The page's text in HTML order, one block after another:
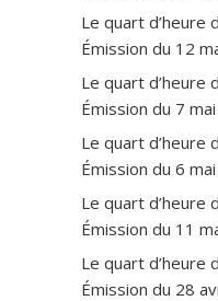
Le quart d’heure
Émission du 12
Le quart d’heure
Émission du 7
Le quart d’heure
Émission du 6
Le quart d’heure
Émission du 11
Le quart d’heure
Émission du 28